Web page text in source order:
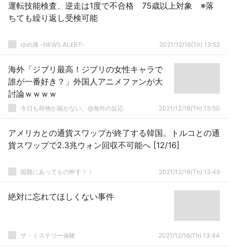
運転技能検査、逆走は1度で不合格 75歳以上対象 ※落
ちても繰り返し受検可能
ゆめ痛 -NEWS ALERT- 2021/12/16(Th) 13:52
海外「ジブリ最高！ジブリの女性キャラで
誰が一番好き？」外国人アニメファンが大
討論ｗｗｗｗ
今日も荷物が届かない。@海外の反応 2021/12/16(Th) 13:50
アメリカとの通貨スワップが終了する韓国。トルコとの通
貨スワップで2.3兆ウォン回収不可能へ [12/16]
国難にあってもの申す！！ 2021/12/16(Th) 13:49
絶対に忘れてほしくない事件
ザ・ミステリー体験 2021/12/16(Th) 13:44